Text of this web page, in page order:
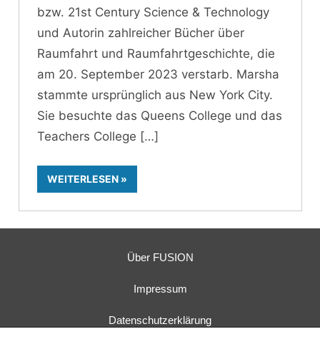
bzw. 21st Century Science & Technology
und Autorin zahlreicher Bücher über
Raumfahrt und Raumfahrtgeschichte, die
am 20. September 2023 verstarb. Marsha
stammte ursprünglich aus New York City.
Sie besuchte das Queens College und das
Teachers College
WEITERLESEN
Über FUSION
Impressum
Datenschutzerklärung